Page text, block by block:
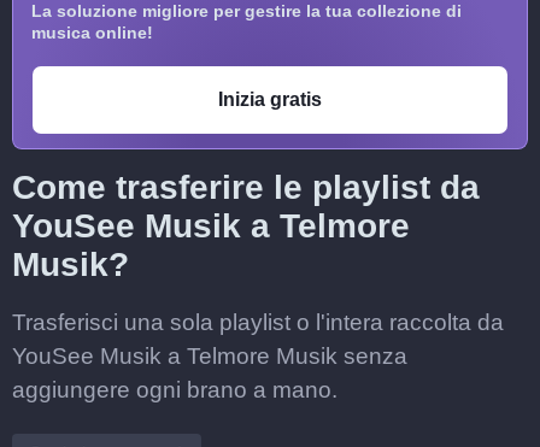
La soluzione migliore per gestire la tua collezione di
musica online!
Inizia gratis
Come trasferire le playlist da
YouSee Musik a Telmore
Musik?
Trasferisci una sola playlist o l'intera raccolta da
YouSee Musik a Telmore Musik senza
aggiungere ogni brano a mano.